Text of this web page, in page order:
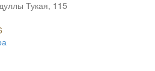
Тукая, 115